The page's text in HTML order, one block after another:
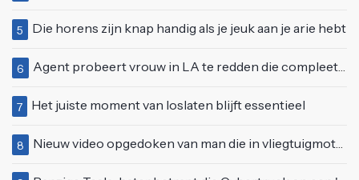
5 Die horens zijn knap handig als je jeuk aan je arie hebt
6 Agent probeert vrouw in LA te redden die compleet van het padje is
7 Het juiste moment van loslaten blijft essentieel
8 Nieuw video opgedoken van man die in vliegtuigmotor springt op vliegveld Milaan